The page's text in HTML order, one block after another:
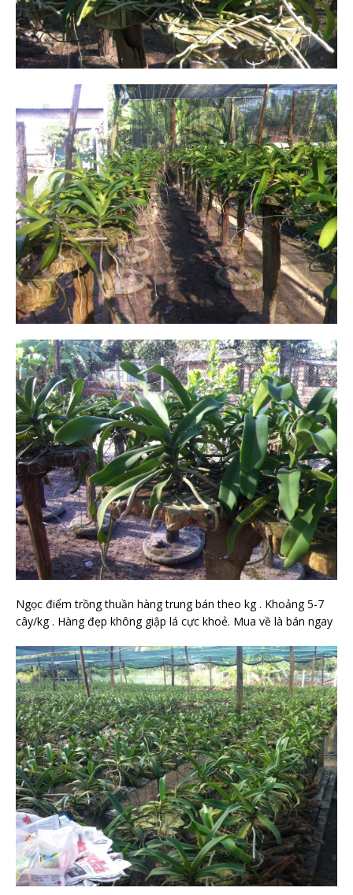
Ngọc điểm trồng thuần hàng trung bán theo kg . Khoảng 5-7
cây/kg . Hàng đẹp không giập lá cực khoẻ. Mua về là bán ngay